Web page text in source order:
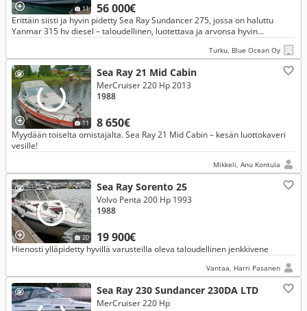
11 56 000€
Erittäin siisti ja hyvin pidetty Sea Ray Sundancer 275, jossa on haluttu
Yanmar 315 hv diesel – taloudellinen, luotettava ja arvonsa hyvin
Turku, Blue Ocean Oy
11
Sea Ray 21 Mid Cabin
8 650€
MerCruiser 220 Hp 2013
1988
Myydään toiselta omistajalta. Sea Ray 21 Mid Cabin – kesän luottokaveri
vesille!
Mikkeli, Anu Kontula
20
Sea Ray Sorento 25
19 900€
Volvo Penta 200 Hp 1993
1988
Hienosti ylläpidetty hyvillä varusteilla oleva taloudellinen jenkkivene
Vantaa, Harri Pasanen
Sea Ray 230 Sundancer 230DA LTD
MerCruiser 220 Hp